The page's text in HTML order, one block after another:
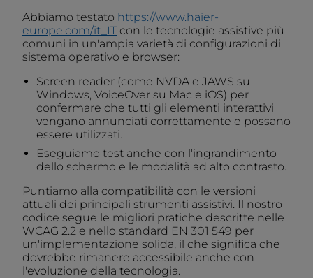
Abbiamo testato https://www.haier-
europe.com/it_IT con le tecnologie assistive più
comuni in un'ampia varietà di configurazioni di
sistema operativo e browser:
Screen reader (come NVDA e JAWS su
Windows, VoiceOver su Mac e iOS) per
confermare che tutti gli elementi interattivi
vengano annunciati correttamente e possano
essere utilizzati.
Eseguiamo test anche con l'ingrandimento
dello schermo e le modalità ad alto contrasto.
Puntiamo alla compatibilità con le versioni
attuali dei principali strumenti assistivi. Il nostro
codice segue le migliori pratiche descritte nelle
WCAG 2.2 e nello standard EN 301 549 per
un'implementazione solida, il che significa che
dovrebbe rimanere accessibile anche con
l'evoluzione della tecnologia.